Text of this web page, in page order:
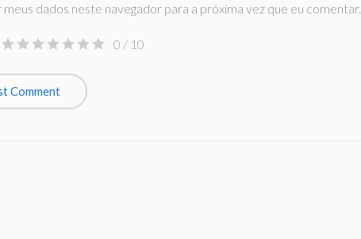
meus dados neste navegador para a próxima vez que eu comentar.
0 / 10